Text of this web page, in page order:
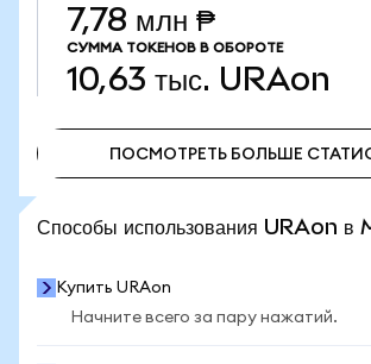
7,78 млн ₱
СУММА ТОКЕНОВ В ОБОРОТЕ
10,63 тыс. URAon
ПОСМОТРЕТЬ БОЛЬШЕ
Способы использования URAon
Купить URAon
Начните всего за пару нажатий.